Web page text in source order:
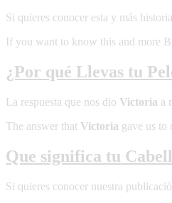
Si quieres conocer esta y más
If you want to know this and more
¿Por qué Llevas tu
La respuesta que nos dio Victoria a
The answer that Victoria gave us to
Que significa tu
Si quieres conocer nuestra